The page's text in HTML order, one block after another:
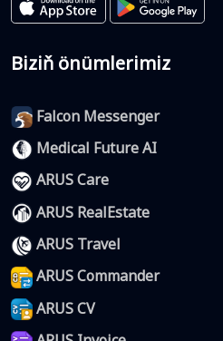
Biziň önümlerimiz
Falcon Messenger
Medical Future AI
ARUS Care
ARUS RealEstate
ARUS Travel
ARUS Commander
ARUS CV